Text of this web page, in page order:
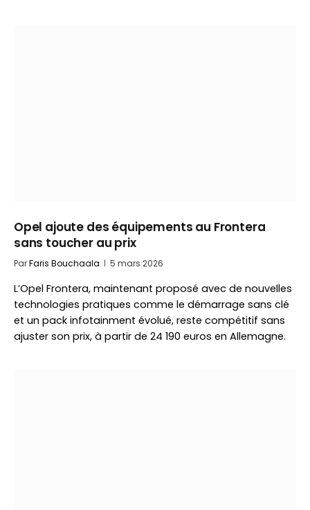
Opel ajoute des équipements au Frontera
sans toucher au prix
ParFaris Bouchaala 5 mars 2026
L’Opel Frontera, maintenant proposé avec de nouvelles
technologies pratiques comme le démarrage sans clé
et un pack infotainment évolué, reste compétitif sans
ajuster son prix, à partir de 24 190 euros en Allemagne.